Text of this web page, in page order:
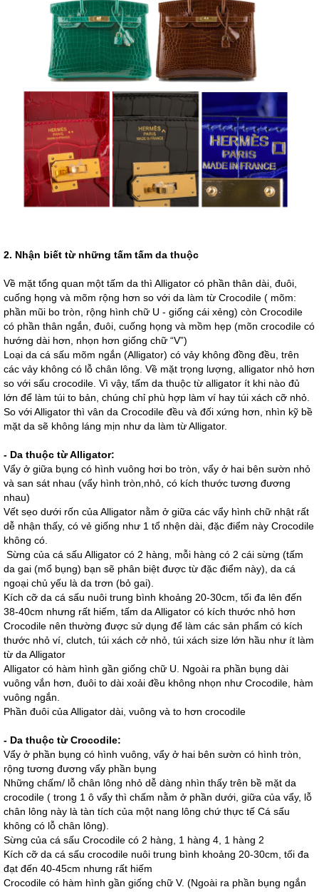
2. Nhận biết từ những tấm tấm da thuộc
Về mặt tổng quan một tấm da thì Alligator có phần thân dài, đuôi,
cuống họng và mõm rộng hơn so với da làm từ Crocodile ( mõm:
phần mũi bo tròn, rộng hình chữ U - giống cái xẻng) còn Crocodile
có phần thân ngắn, đuôi, cuống họng và mồm hẹp (mõn crocodile có
hướng dài hơn, nhọn hơn giống chữ “V”)
Loại da cá sấu mõm ngắn (Alligator) có vảy không đồng đều, trên
các vảy không có lỗ chân lông. Về mặt trọng lượng, alligator nhỏ hơn
so với sấu crocodile. Vì vậy, tấm da thuộc từ alligator ít khi nào đủ
lớn để làm túi to bản, chúng chỉ phù hợp làm ví hay túi xách cỡ nhỏ.
So với Alligator thì vân da Crocodile đều và đối xứng hơn, nhìn kỹ bề
mặt da sẽ không láng mịn như da làm từ Alligator.
- Da thuộc từ Alligator:
Vẩy ở giữa bụng có hình vuông hơi bo tròn, vẩy ở hai bên sườn nhỏ
và san sát nhau (vẩy hình tròn,nhỏ, có kích thước tương đương
nhau)
Vết sẹo dưới rốn của Alligator nằm ở giữa các vẩy hình chữ nhật rất
dễ nhận thấy, có vẻ giống như 1 tổ nhện dài, đặc điểm này Crocodile
không có.
Sừng của cá sấu Alligator có 2 hàng, mỗi hàng có 2 cái sừng (tấm
da gai (mổ bụng) bạn sẽ phân biệt được từ đặc điểm này), da cá
ngoại chủ yếu là da trơn (bỏ gai).
Kích cỡ da cá sấu nuôi trung bình khoảng 20-30cm, tối đa lên đến
38-40cm nhưng rất hiếm, tấm da Alligator có kích thước nhỏ hơn
Crocodile nên thường được sử dụng để làm các sản phẩm có kích
thước nhỏ ví, clutch, túi xách cở nhỏ, túi xách size lớn hầu như ít làm
từ da Alligator
Alligator có hàm hình gần giống chữ U. Ngoài ra phần bụng dài
vuông vắn hơn, đuôi to dài xoải đều không nhọn như Crocodile, hàm
vuông ngắn.
Phần đuôi của Alligator dài, vuông và to hơn crocodile
- Da thuộc từ Crocodile:
Vẩy ở phần bụng có hình vuông, vẩy ở hai bên sườn có hình tròn,
rộng tương đương vẩy phần bụng
Những chấm/ lỗ chân lông nhỏ dễ dàng nhìn thấy trên bề mặt da
crocodile ( trong 1 ô vẩy thì chấm nằm ở phần dưới, giữa của vẩy, lỗ
chân lông này là tàn tích của một nang lông chứ thực tế Cá sấu
không có lỗ chân lông).
Sừng của cá sấu Crocodile có 2 hàng, 1 hàng 4, 1 hàng 2
Kích cỡ da cá sấu crocodile nuôi trung bình khoảng 20-30cm, tối đa
đạt đến 40-45cm nhưng rất hiếm
Crocodile có hàm hình gần giống chữ V. (Ngoài ra phần bụng ngắn